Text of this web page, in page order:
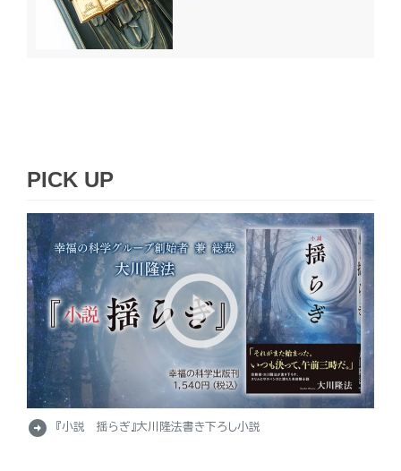
PICK UP
arrow_circle_right 『小説 揺らぎ』大川隆法書き下ろし小説